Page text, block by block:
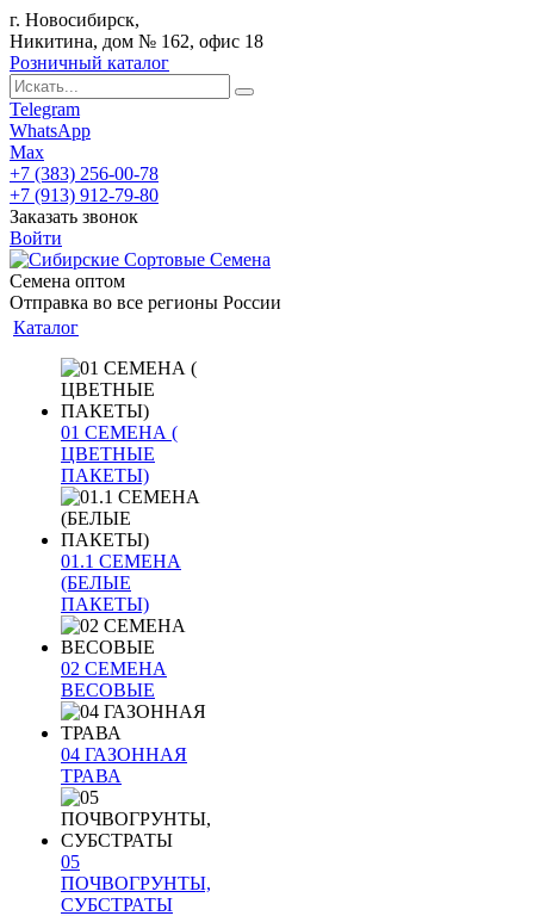
г. Новосибирск,
Никитина, дом № 162, офис 18
Розничный каталог
Telegram
WhatsApp
Max
+7 (383) 256-00-78
+7 (913) 912-79-80
Заказать звонок
Войти
Семена оптом
Отправка во все регионы России
Каталог
01 СЕМЕНА (
ЦВЕТНЫЕ
ПАКЕТЫ)
01.1 СЕМЕНА
(БЕЛЫЕ
ПАКЕТЫ)
02 СЕМЕНА
ВЕСОВЫЕ
04 ГАЗОННАЯ
ТРАВА
05
ПОЧВОГРУНТЫ,
СУБСТРАТЫ